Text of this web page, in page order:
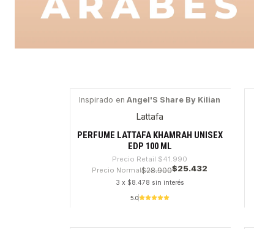
Inspirado en Angel'S Share By Kilian
Lattafa
PERFUME LATTAFA KHAMRAH UNISEX
EDP 100 ML
Precio Retail $41.990
Precio Normal$28.900$25.432
3 x $8.478 sin interés
5.0